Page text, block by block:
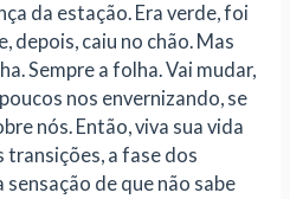
da estação. Era verde, foi
depois, caiu no chão. Mas
Sempre a folha. Vai mudar,
nos envernizando, se
nós. Então, viva sua vida
a fase dos
de que não sabe